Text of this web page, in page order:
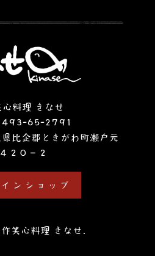
心料理 きなせ
65-2791
比企郡ときがわ町瀬戸元
４２０−２
ンショップ
笑心料理 きなせ.